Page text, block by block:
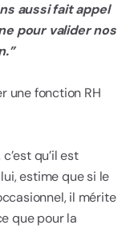
aussi fait appel
pour valider nos
une fonction RH
qu’il est
estime que si le
il mérite
que pour la